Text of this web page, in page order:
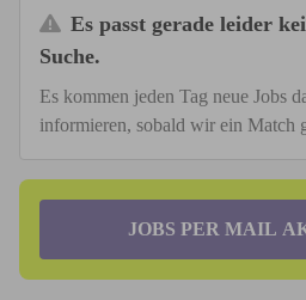
Es passt gerade leider
Suche.
Es kommen jeden Tag neue Jobs
informieren, sobald wir ein Match
JOBS PER MAIL